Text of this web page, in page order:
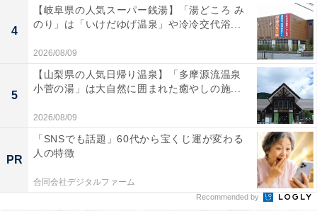
フエルサブルータWA!!の魅力とは？
写真もビデオもOKとあって、「#フエルサブルータ」と
4
【岐阜県の人気スーパー銭湯】「湯どころ み
のり」は「いけだゆげ温泉」や冷冷交代浴...
2026/08/09
5
【山梨県の人気日帰り温泉】「多摩源流温泉
小菅の湯」は大自然に囲まれた癒やしの施...
2026/08/09
PR
「SNSでも話題」60代から宝くじ運が変わる
人の特徴
合同会社デジタルファーム
Recommended by